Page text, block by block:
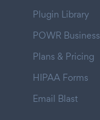
Plugin Library
POWR Business
Plans & Pricing
HIPAA Forms
Email Blast